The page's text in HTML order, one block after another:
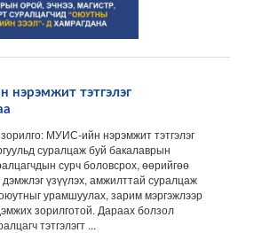
нэрэмжит тэтгэлэг
зорилго: МУИС-ийн нэрэмжит тэтгэлэг
суралцаж буй бакалаврын
сурч боловсрох, өөрийгөө
дэмжлэг үзүүлэх, амжилттай суралцаж
урамшуулах, зарим мэргэжлээр
зорилготой. Дараах болзол
тэтгэлэгт ...